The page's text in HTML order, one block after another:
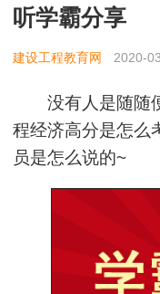
听学霸分享
建设工程教育网 2020-
没有人是随随便
程经济高分是怎么
员是怎么说的~